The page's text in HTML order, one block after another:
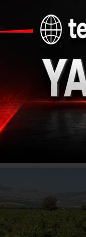
(İHA) - İhlas